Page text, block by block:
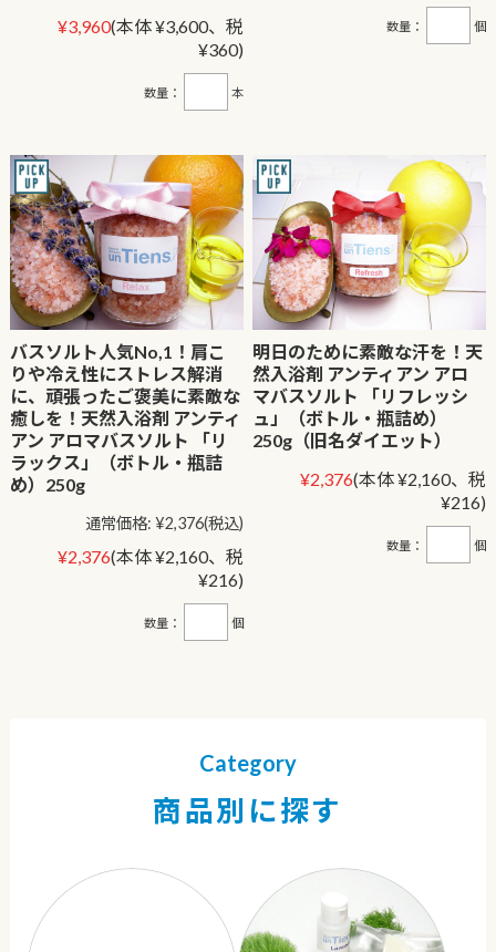
¥3,960(本体 ¥3,600、税
¥360)
数量： 本
数量： 個
バスソルト人気No,1！肩こ
りや冷え性にストレス解消
に、頑張ったご褒美に素敵な
癒しを！天然入浴剤 アンティ
アン アロマバスソルト 「リ
ラックス」（ボトル・瓶詰
め）250g
通常価格: ¥2,376(税込)
¥2,376(本体 ¥2,160、税
¥216)
数量： 個
明日のために素敵な汗を！天
然入浴剤 アンティアン アロ
マバスソルト 「リフレッシ
ュ」（ボトル・瓶詰め）
250g（旧名ダイエット）
¥2,376(本体 ¥2,160、税
¥216)
数量： 個
Category
商品別に探す